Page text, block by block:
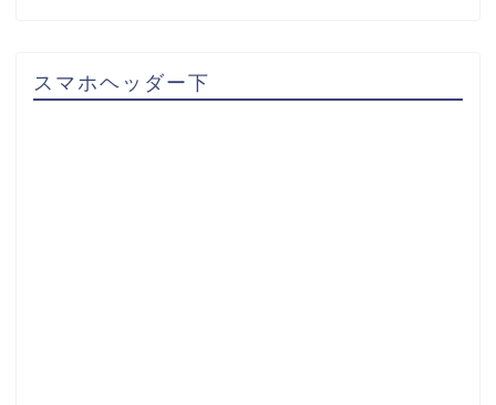
スマホヘッダー下